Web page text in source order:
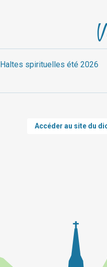
Haltes spirituelles été 2026
Accéder au site du